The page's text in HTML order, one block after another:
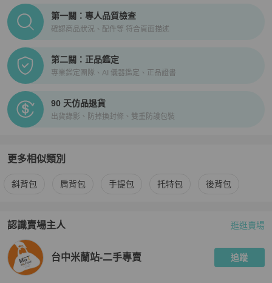
PopChill拍拍圈正品驗證、安心購檢驗流程介紹
第一關：專人品質檢查
確認商品狀況、配件等 符合頁面描述
第二關：正品鑑定
專業鑑定團隊、AI 儀器鑑定、正品證書
90 天仿品退貨
出貨錄影、防掉換封條、雙重防護包裝
更多相似類別
更多Fendi 女包相似商品推薦
斜背包 肩背包 手提包 托特包 後背包
認識賣場主人
PopChill 拍拍圈嚴選賣家
逛逛賣場
台中米蘭站-二手專賣 追蹤